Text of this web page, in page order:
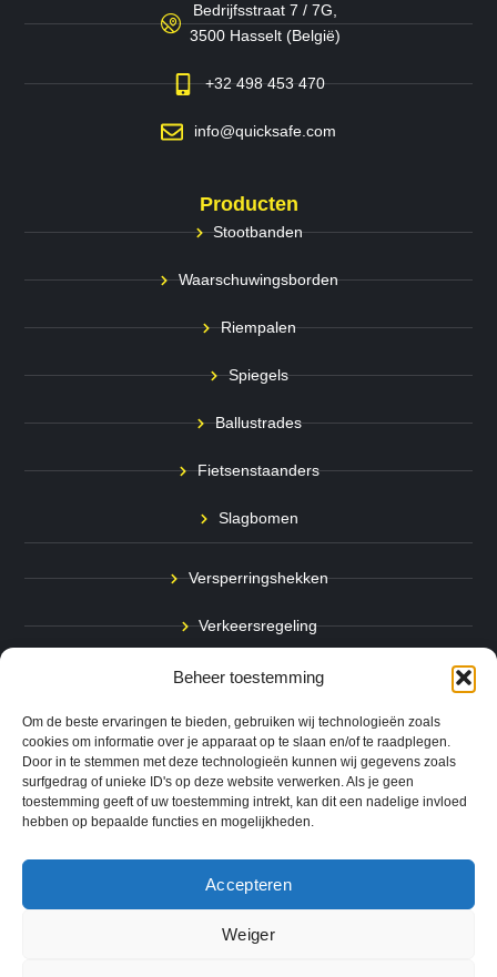
Beheer toestemming
Om de beste ervaringen te bieden, gebruiken wij technologieën zoals
cookies om informatie over je apparaat op te slaan en/of te raadplegen.
Door in te stemmen met deze technologieën kunnen wij gegevens zoals
surfgedrag of unieke ID's op deze website verwerken. Als je geen
toestemming geeft of uw toestemming intrekt, kan dit een nadelige invloed
hebben op bepaalde functies en mogelijkheden.
Accepteren
Weiger
Bedrijfsstraat 7 / 7G,
3500 Hasselt (België)
+32 498 453 470
info@quicksafe.com
Producten
Stootbanden
Waarschuwingsborden
Riempalen
Spiegels
Ballustrades
Fietsenstaanders
Slagbomen
Versperringshekken
Verkeersregeling
Stadspalen
Afzetpalen
Bodemmarkering
Ram- & Aanrijbeveiliging
Copyright © 2024 QuickSafe. Alle rechten voorbehouden.